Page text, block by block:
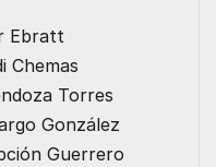
Ebratt
Chemas
Torres
González
Guerrero